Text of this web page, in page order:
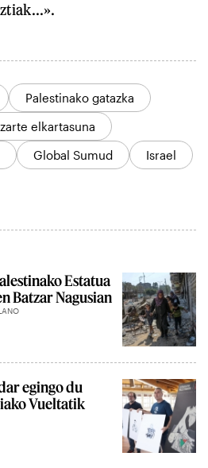
Palestinako gatazka
elkartasuna
Global Sumud
Israel
Estatua
Batzar Nagusian
egingo du
Vueltatik